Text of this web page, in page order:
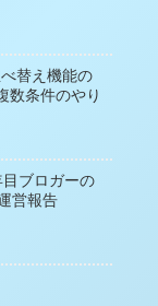
替え機能の
数条件のやり
目ブロガーの
営報告